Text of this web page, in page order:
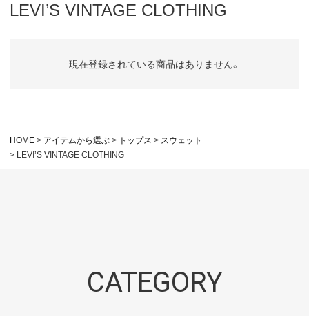
LEVI’S VINTAGE CLOTHING
現在登録されている商品はありません。
HOME アイテムから選ぶ トップス
スウェット
LEVI’S VINTAGE CLOTHING
CATEGORY